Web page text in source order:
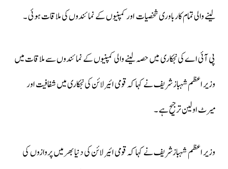
لینے والی تمام کارباوری شخصیات اور کمپنیوں کے نمائندوں کی ملاقات ہوئی ۔
پی آئی اے کی نجکاری میں حصہ لینے والی کمپنیوں کے نمائندوں سے ملاقات میں
وزیر اعظم شہباز شریف نے کہا کہ قومی ائیرلائن کی نجکاری میں شفافیت اور
میرٹ اولین ترجیح ہے ۔
وزیر اعظم شہبازشریف نے کہا کہ قومی ائیر لائن کی دنیا بھر میں پروازوں کی